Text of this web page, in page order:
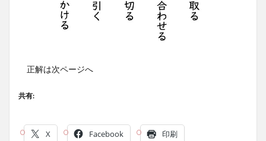
正解は次ページへ
共有:
X Facebook 印刷